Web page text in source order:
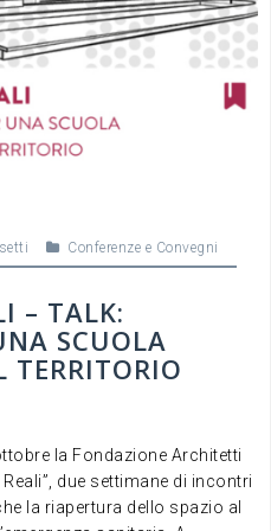
Conferenze e Convegni
– TALK:
SCUOLA
TERRITORIO
la Fondazione Architetti
due settimane di incontri
la riapertura dello spazio al